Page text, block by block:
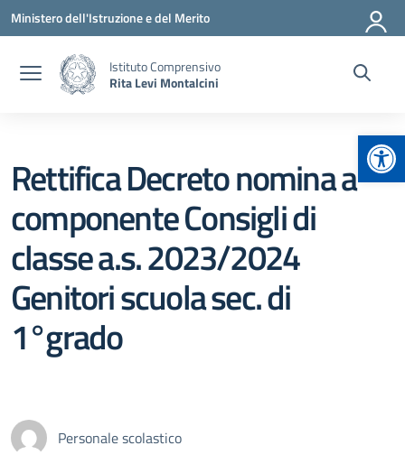
Vai ai contenuti
Vai al menu di navigazione
Vai al footer
Ministero dell'Istruzione e del Merito
Istituto Comprensivo
Rita Levi Montalcini
Rettifica Decreto nomina a
componente Consigli di
classe a.s. 2023/2024
Genitori scuola sec. di
1°grado
Personale scolastico